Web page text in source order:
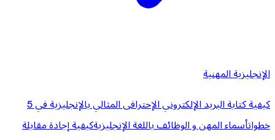
الإنجليزية المهنية
كيفية كتابة البريد الإلكتروني الإحترافى المثالي بالإنجليزية في 5
خطواتأسماء المهن و الوظائف باللغة الإنجليزيةكيفية إجادة مقابلة